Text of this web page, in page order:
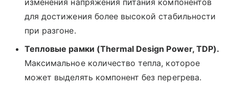
изменения напряжения питания компонентов
для достижения более высокой стабильности
при разгоне.
Тепловые рамки (Thermal Design Power, TDP).
Максимальное количество тепла, которое
может выделять компонент без перегрева.